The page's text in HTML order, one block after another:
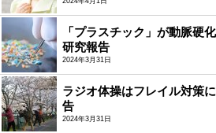
「プラスチック」が動脈硬
研究報告
2024年3月31日
ラジオ体操はフレイル対策
告
2024年3月31日